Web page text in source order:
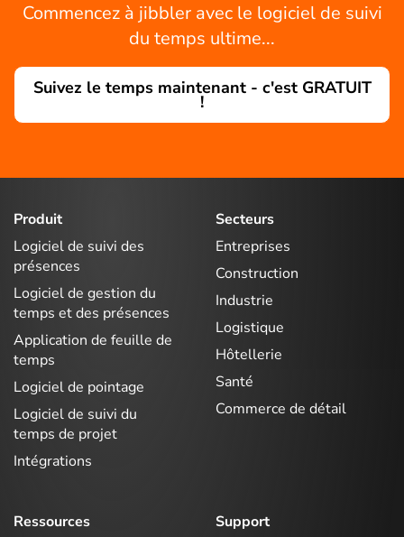
Commencez à jibbler avec le logiciel de suivi
du temps ultime...
Suivez le temps maintenant - c'est GRATUIT
!
Produit
Logiciel de suivi des
présences
Logiciel de gestion du
temps et des présences
Application de feuille de
temps
Logiciel de pointage
Logiciel de suivi du
temps de projet
Intégrations
Secteurs
Entreprises
Construction
Industrie
Logistique
Hôtellerie
Santé
Commerce de détail
Ressources
Support